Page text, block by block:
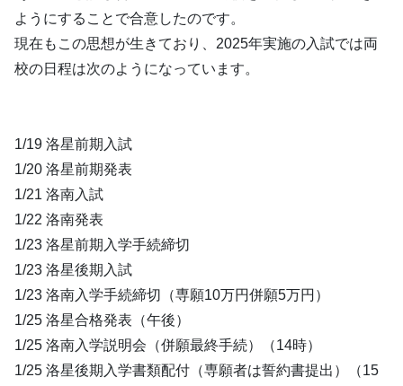
ようにすることで合意したのです。
現在もこの思想が生きており、2025年実施の入試では両
校の日程は次のようになっています。
1/19 洛星前期入試
1/20 洛星前期発表
1/21 洛南入試
1/22 洛南発表
1/23 洛星前期入学手続締切
1/23 洛星後期入試
1/23 洛南入学手続締切（専願10万円併願5万円）
1/25 洛星合格発表（午後）
1/25 洛南入学説明会（併願最終手続）（14時）
1/25 洛星後期入学書類配付（専願者は誓約書提出）（15